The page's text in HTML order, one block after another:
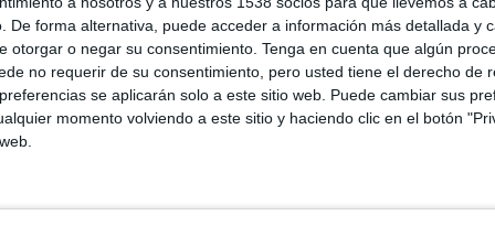
De forma alternativa, puede acceder a información más detallada y
otorgar o negar su consentimiento. Tenga en cuenta que algún
no requerir de su consentimiento, pero usted tiene el derecho de
se aplicarán solo a este sitio web. Puede cambiar sus
momento volviendo a este sitio y haciendo clic en el botón
RIVALES
VS Villarreal
COMPETICIONES
RANKING POR COMPETICIONES